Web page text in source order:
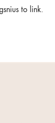
to link.